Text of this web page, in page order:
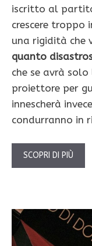
iscritto al
crescere
una rigidità che
quanto
che se avrà
proiettore per
innescherà
condurranno in
SCOPRI DI PIÙ